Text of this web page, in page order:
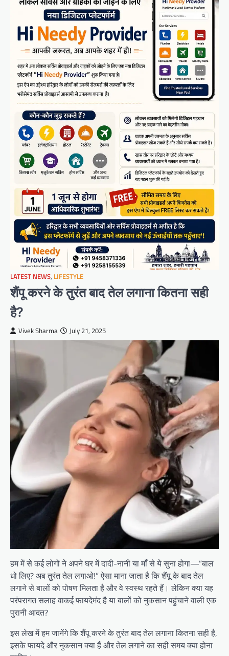
LATEST NEWS, LIFESTYLE
शैंपू करने के तुरंत बाद तेल लगाना कितना सही
है?
Vivek Sharma July 21, 2025
हम में से कई लोगों ने अपने घर में दादी-नानी या माँ से ये सुना होगा—”बाल
धो लिए? अब तुरंत तेल लगाओ!” ऐसा माना जाता है कि शैंपू के बाद तेल
लगाने से बालों को पोषण मिलता है और वे स्वस्थ रहते हैं। लेकिन क्या यह
परंपरागत सलाह वाकई फायदेमंद है या बालों को नुकसान पहुंचाने वाली एक
पुरानी आदत?
इस लेख में हम जानेंगे कि शैंपू करने के तुरंत बाद तेल लगाना कितना सही है,
इसके फायदे और नुकसान क्या हैं और तेल लगाने का सही समय क्या होना